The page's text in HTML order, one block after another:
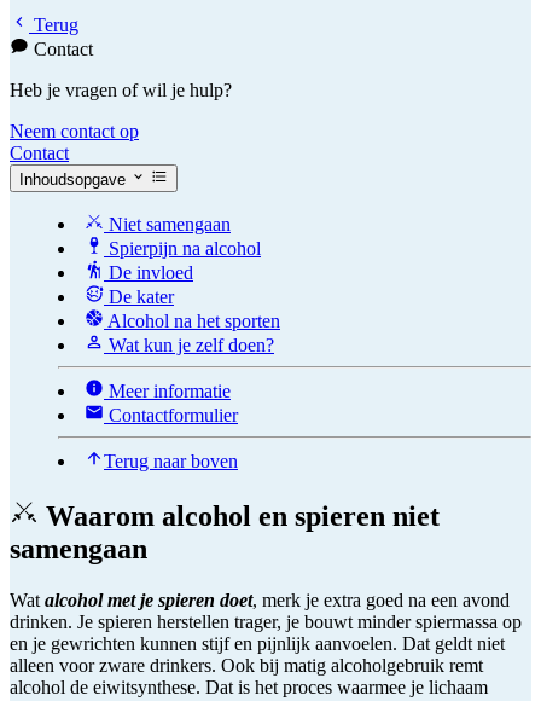
Terug
Contact
Heb je vragen of wil je hulp?
Neem contact op
Contact
Inhoudsopgave
Niet samengaan
Spierpijn na alcohol
De invloed
De kater
Alcohol na het sporten
Wat kun je zelf doen?
Meer informatie
Contactformulier
Terug naar boven
Waarom alcohol en spieren niet
samengaan
Wat alcohol met je spieren doet, merk je extra goed na een avond
drinken. Je spieren herstellen trager, je bouwt minder spiermassa op
en je gewrichten kunnen stijf en pijnlijk aanvoelen. Dat geldt niet
alleen voor zware drinkers. Ook bij matig alcoholgebruik remt
alcohol de eiwitsynthese. Dat is het proces waarmee je lichaam